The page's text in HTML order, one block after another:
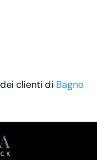
clienti di Bagno